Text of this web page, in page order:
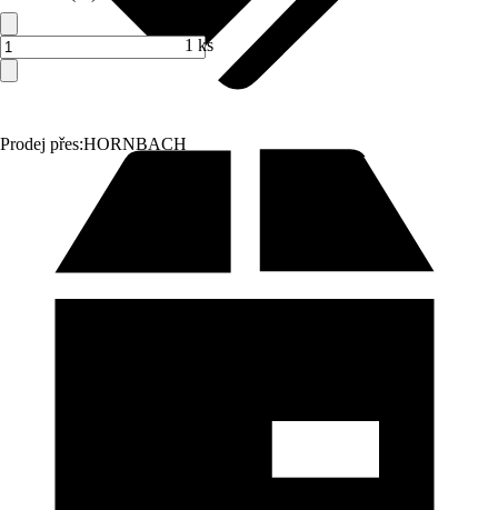
Prodej přes:HORNBACH
1 ks